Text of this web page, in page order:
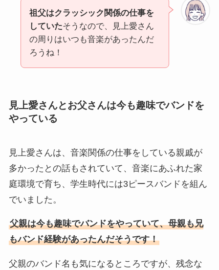
祖父はクラッシック関係の仕事を
していたそうなので、見上愛さん
の周りはいつも音楽があったんだ
ろうね！
見上愛さんとお父さんは今も趣味でバンドを
やっている
見上愛さんは、音楽関係の仕事をしている親戚が
多かったとの話もされていて、音楽にあふれた家
庭環境で育ち、学生時代には3ピースバンドを組ん
でいました。
父親は今も趣味でバンドをやっていて、母親も兄
もバンド経験があったんだそうです！
父親のバンド名も気になるところですが、残念な